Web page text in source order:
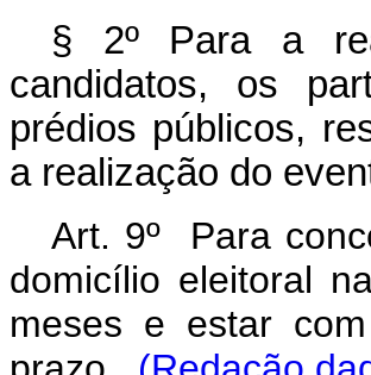
§ 2º Para a
candidatos, os
prédios públicos,
a realização do
Art. 9º Para
domicílio eleitoral
meses e estar